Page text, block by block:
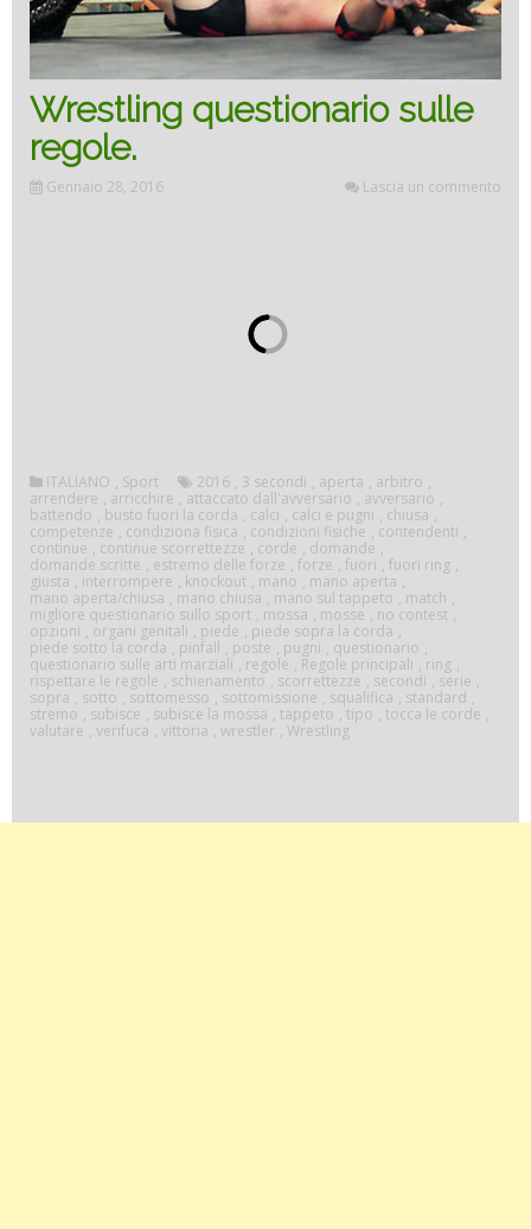
Wrestling questionario sulle
regole.
Gennaio 28, 2016 Lascia un commento
ITALIANO , Sport 2016 , 3 secondi , aperta , arbitro ,
arrendere , arricchire , attaccato dall'avversario , avversario ,
battendo , busto fuori la corda , calci , calci e pugni , chiusa ,
competenze , condiziona fisica , condizioni fisiche , contendenti ,
continue , continue scorrettezze , corde , domande ,
domande scritte , estremo delle forze , forze , fuori , fuori ring ,
giusta , interrompere , knockout , mano , mano aperta ,
mano aperta/chiusa , mano chiusa , mano sul tappeto , match ,
migliore questionario sullo sport , mossa , mosse , no contest ,
opzioni , organi genitali , piede , piede sopra la corda ,
piede sotto la corda , pinfall , poste , pugni , questionario ,
questionario sulle arti marziali , regole , Regole principali , ring ,
rispettare le regole , schienamento , scorrettezze , secondi , serie ,
sopra , sotto , sottomesso , sottomissione , squalifica , standard ,
stremo , subisce , subisce la mossa , tappeto , tipo , tocca le corde ,
valutare , verifuca , vittoria , wrestler , Wrestling